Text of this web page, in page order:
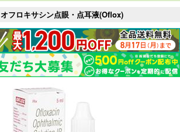
オフロキサシン点眼・点耳液(Oflox)